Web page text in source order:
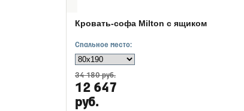
Кровать-софа Milton с ящиком
Спальное место:
34 180 руб.
12 647
руб.